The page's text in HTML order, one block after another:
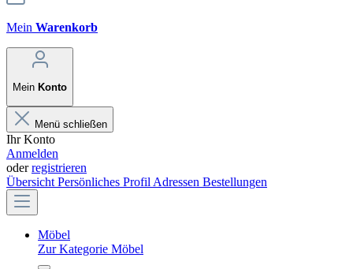
Mein Warenkorb
Mein Konto
Menü schließen
Ihr Konto
Anmelden
oderregistrieren
Übersicht Persönliches Profil Adressen Bestellungen
Möbel
Zur Kategorie Möbel